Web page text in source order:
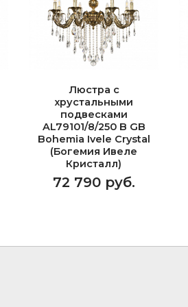
Люстра с
хрустальными
подвесками
AL79101/8/250 B GB
Bohemia Ivele Crystal
(Богемия Ивеле
Кристалл)
72 790 руб.